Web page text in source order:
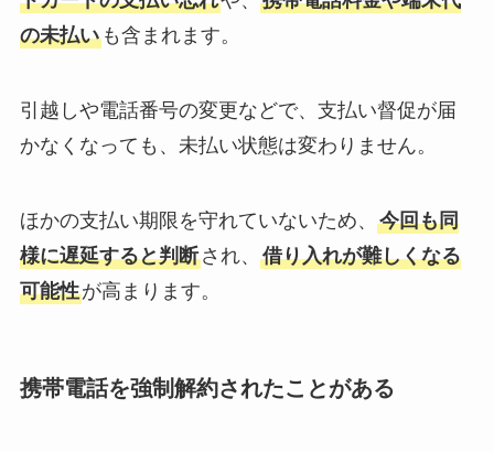
の未払いも含まれます。
引越しや電話番号の変更などで、支払い督促が届
かなくなっても、未払い状態は変わりません。
ほかの支払い期限を守れていないため、 今回も同
様に遅延すると判断され、 借り入れが難しくなる
可能性が高まります。
携帯電話を強制解約されたことがある